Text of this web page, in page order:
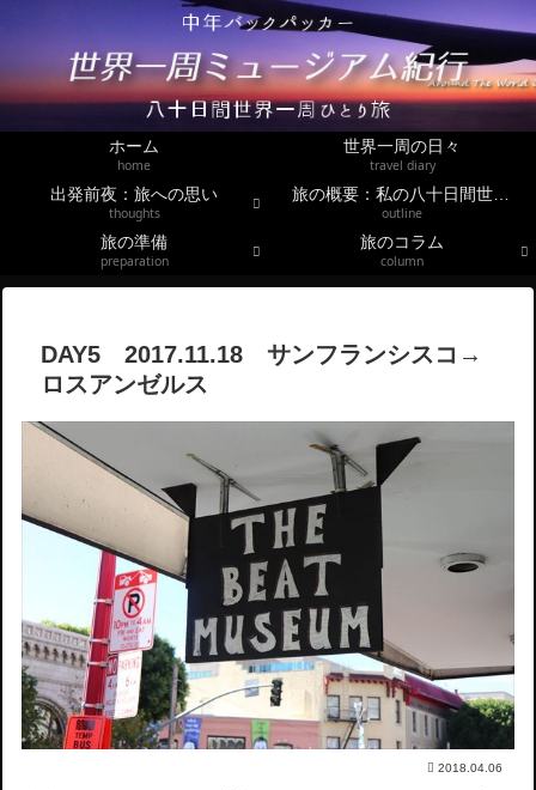
ホーム
home
世界一周の日々
travel diary
出発前夜：旅への思い
thoughts
旅の概要：私の八十日間世界一周
outline
旅の準備
preparation
旅のコラム
column
DAY5 2017.11.18 サンフランシスコ→
ロスアンゼルス
2018.04.06